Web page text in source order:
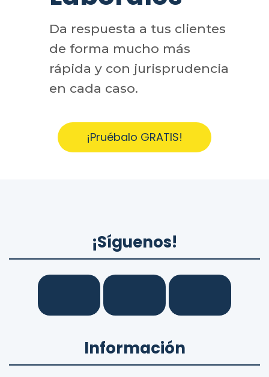
Da respuesta a tus clientes
de forma mucho más
rápida y con jurisprudencia
en cada caso.
¡Pruébalo GRATIS!
¡Síguenos!
Información